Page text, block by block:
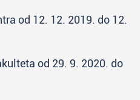
od 12. 12. 2019. do 12.
od 29. 9. 2020. do